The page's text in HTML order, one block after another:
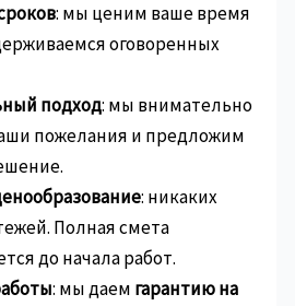
: мы ценим ваше время
оговоренных
подход: мы внимательно
пожелания и предложим
: никаких
Полная смета
до начала работ.
: мы даем гарантию на